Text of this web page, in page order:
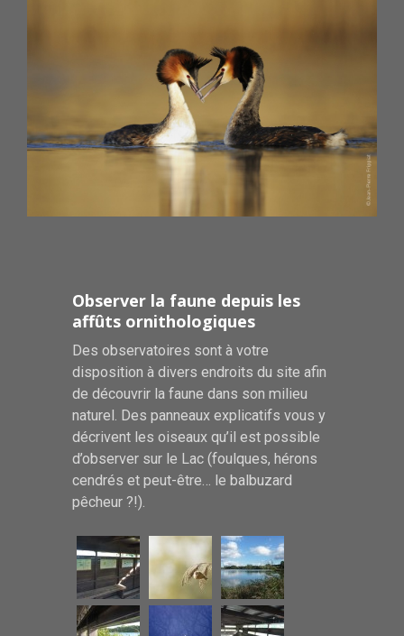
Observer la faune depuis les
affûts ornithologiques
Des observatoires sont à votre
disposition à divers endroits du site afin
de découvrir la faune dans son milieu
naturel. Des panneaux explicatifs vous y
décrivent les oiseaux qu’il est possible
d’observer sur le Lac (foulques, hérons
cendrés et peut-être… le balbuzard
pêcheur ?!).